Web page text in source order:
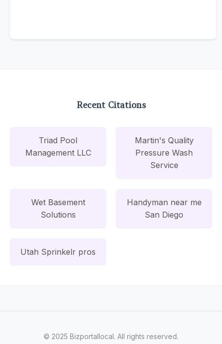
Recent Citations
Triad Pool
Management LLC
Martin's Quality
Pressure Wash
Service
Wet Basement
Solutions
Handyman near me
San Diego
Utah Sprinkelr pros
© 2025 Bizportallocal. All rights reserved.